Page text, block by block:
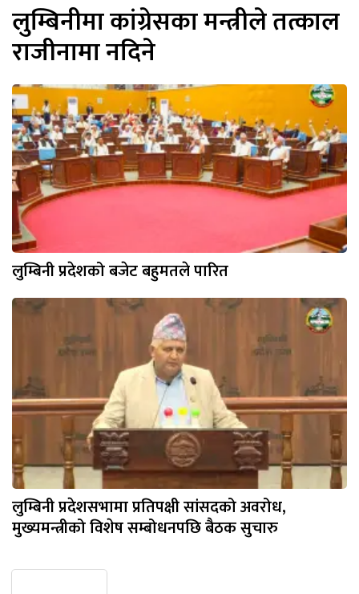
लुम्बिनीमा कांग्रेसका मन्त्रीले तत्काल
राजीनामा नदिने
लुम्बिनी प्रदेशको बजेट बहुमतले पारित
लुम्बिनी प्रदेशसभामा प्रतिपक्षी सांसदको अवरोध,
मुख्यमन्त्रीको विशेष सम्बोधनपछि बैठक सुचारु